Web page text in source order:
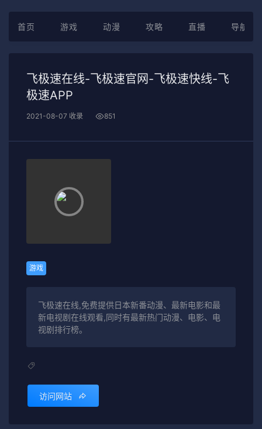
首页 游戏 动漫 攻略 直播 导航
飞极速在线-飞极速官网-飞极速快线-飞
极速APP
2021-08-07 收录 851
游戏
飞极速在线,免费提供日本新番动漫、最新电影和最
新电视剧在线观看,同时有最新热门动漫、电影、电
视剧排行榜。
访问网站